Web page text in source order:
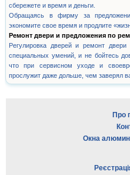
сбережете и время и деньги.
Обращаясь в фирму за
экономите свое время и продлите
Ремонт двери и предложения по
Регулировка дверей и ремонт
специальных умений, и не бойтесь
что при сервисном уходе и
прослужит даже дольше, чем заверял
Про
Окна